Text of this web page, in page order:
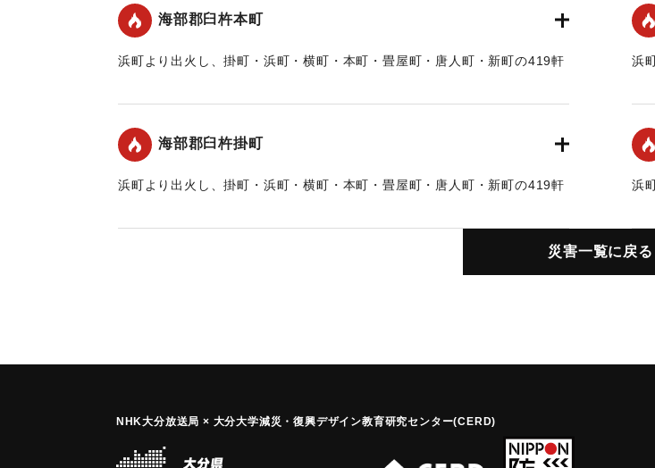
海部郡臼杵本町
浜町より出火し、掛町・浜町・横町・本町・畳屋町・唐人町・新町の419軒
浜
海部郡臼杵掛町
浜町より出火し、掛町・浜町・横町・本町・畳屋町・唐人町・新町の419軒
浜
｜固
災害一覧に戻る
NHK大分放送局 × 大分大学減災 ・復興デザイン教育研究センター(CERD)